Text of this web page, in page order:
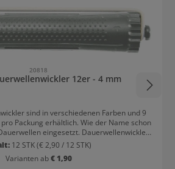
20818
12er - 4 mm
sind in verschiedenen Farben und 9
Packung erhältlich. Wie der Name schon
eingesetzt. Dauerwellenwickler
Dauerwellenwickler sind
gemacht. Sie haben feine Griffzähne,
rutscht. Jeder Wickler wird am Ende mit
12 STK(€ 2,90 / 12 STK)
Varianten ab€ 1,90